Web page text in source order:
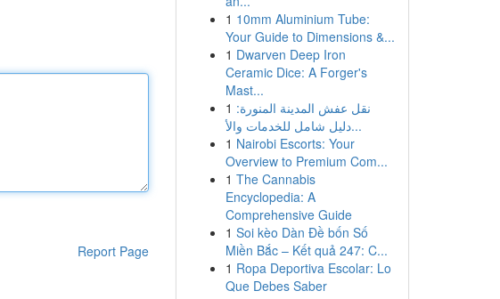
Report Page
1 10mm Aluminium Tube:
Your Guide to Dimensions &...
1 Dwarven Deep Iron
Ceramic Dice: A Forger's
Mast...
1 نقل عفش المدينة المنورة:
دليل شامل للخدمات والأ...
1 Nairobi Escorts: Your
Overview to Premium Com...
1 The Cannabis
Encyclopedia: A
Comprehensive Guide
1 Soi kèo Dàn Đề bốn Số
Miền Bắc – Kết quả 247: C...
1 Ropa Deportiva Escolar: Lo
Que Debes Saber